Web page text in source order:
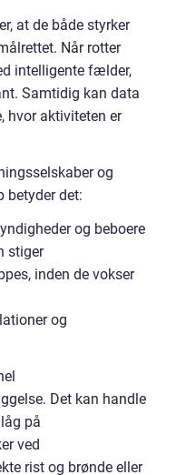
at de både styrker
Når rotter
intelligente fælder,
Samtidig kan data
aktiviteten er
og
betyder det:
og beboere
stiger
inden de vokser
og
Det kan handle
på
ved
rist og brønde eller